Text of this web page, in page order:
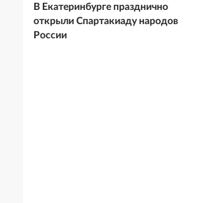
В Екатеринбурге празднично
открыли Спартакиаду народов
России